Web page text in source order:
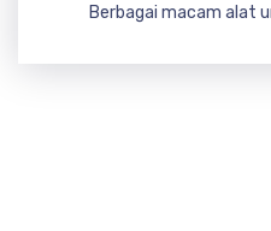
Berbagai macam alat